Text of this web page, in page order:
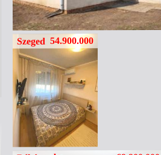
Szeged 54.900.000